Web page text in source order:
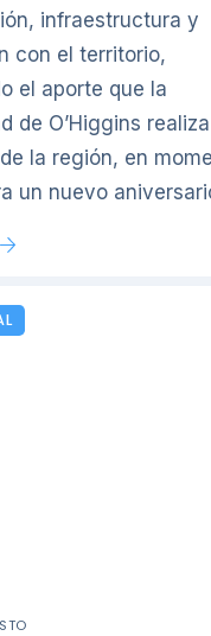
infraestructura y
con el territorio,
el aporte que la
de O’Higgins realiza
la región, en
un nuevo